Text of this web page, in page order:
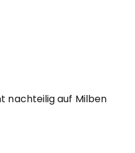
nachteilig auf Milben